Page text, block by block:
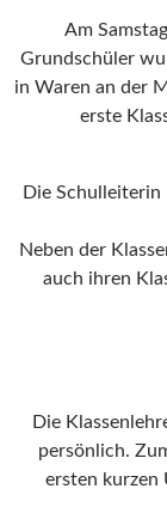
Am
Grundschüler
in Waren an der
erste
Die Schulleiterin
Neben der
auch ihren
Die
persönlich.
ersten kurzen